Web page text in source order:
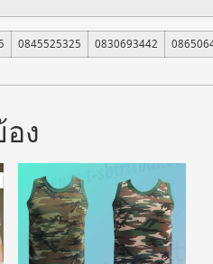
0845525325 0830693442
ง